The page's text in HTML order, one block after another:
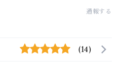
通報する
(14)